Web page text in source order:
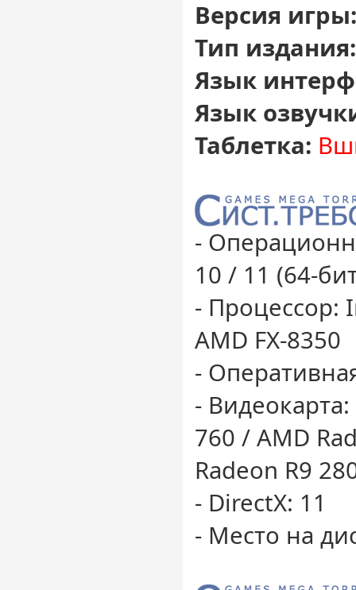
Версия игры:
Тип издания:
Язык
Язык
Таблетка:
-
10 / 11 (64-
- Процессор:
AMD FX-8350
-
- Видеокарта:
760 / AMD
Radeon R9
- DirectX: 11
- Место на